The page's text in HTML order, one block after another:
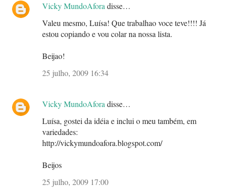
Vicky MundoAforadisse…
Valeu mesmo, Luísa! Que trabalhao voce teve!!!! Já
estou copiando e vou colar na nossa lista.
Beijao!
25 julho, 2009 16:34
Vicky MundoAforadisse…
Luísa, gostei da idéia e inclui o meu também, em
variedades:
http://vickymundoafora.blogspot.com/
Beijos
25 julho, 2009 17:00